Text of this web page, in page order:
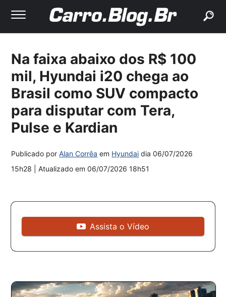
Na faixa abaixo dos R$ 100
mil, Hyundai i20 chega ao
Brasil como SUV compacto
para disputar com Tera,
Pulse e Kardian
Publicado porAlan Corrêa em Hyundai dia06/07/2026
15h28
| Atualizado em06/07/2026 18h51
Assista o Vídeo